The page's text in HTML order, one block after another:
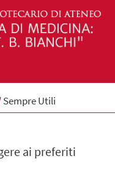
Sempre Utili
ai preferiti